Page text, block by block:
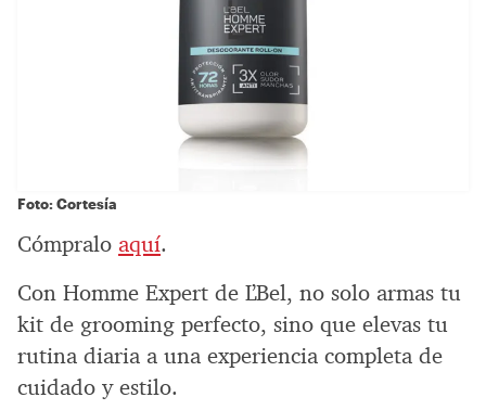
Foto: Cortesía
Cómpralo aquí.
Con Homme Expert de L’Bel, no solo armas tu
kit de grooming perfecto, sino que elevas tu
rutina diaria a una experiencia completa de
cuidado y estilo.